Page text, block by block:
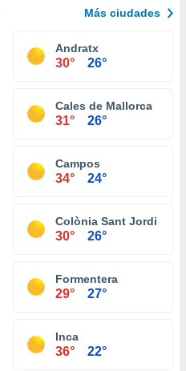
Más ciudades
Andratx
30° 26°
Cales de Mallorca
31° 26°
Campos
34° 24°
Colònia Sant Jordi
30° 26°
Formentera
29° 27°
Inca
36° 22°